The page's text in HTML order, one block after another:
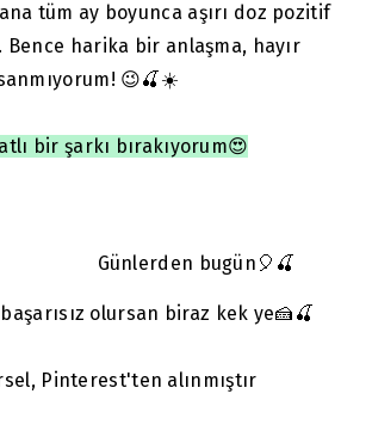
tüm ay boyunca aşırı doz pozitif
harika bir anlaşma, hayır
😉🍒☀️
bir şarkı bırakıyorum😍
bugün 🎈🍒
olursan biraz kek ye🍰🍒
Pinterest'ten alınmıştır